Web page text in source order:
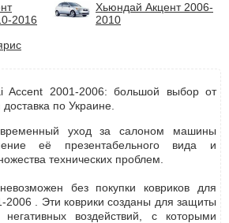
2016
Хьюндай Акцент 2006-
2010
Accent 2001-2006: большой выбор от
по Украине.
уход за салоном машины
её презентабельного вида и
технических проблем.
без покупки ковриков для
2006 . Эти коврики созданы для защиты
воздействий, с которыми